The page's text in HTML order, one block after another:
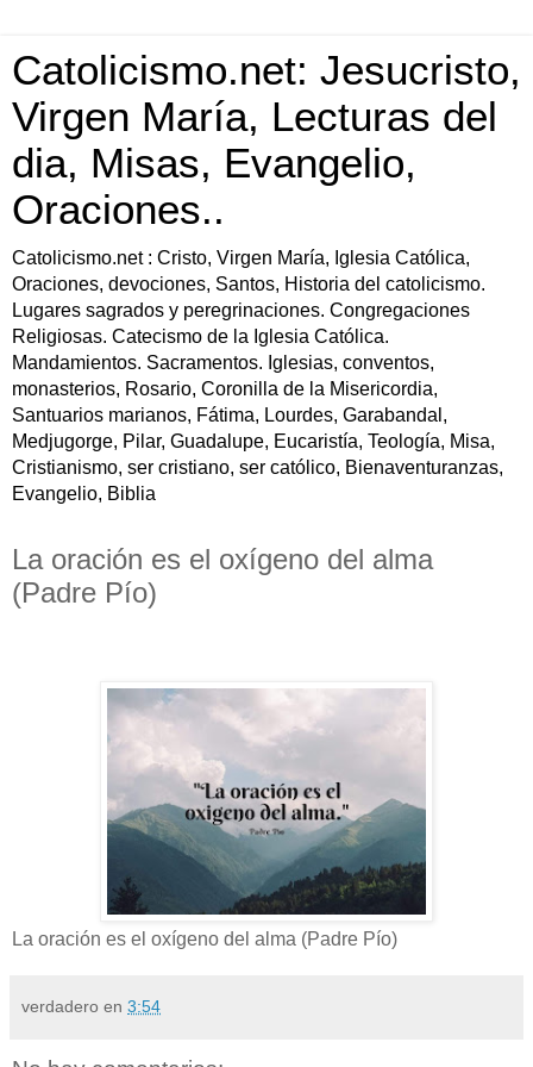
Catolicismo.net: Jesucristo,
Virgen María, Lecturas del
dia, Misas, Evangelio,
Oraciones..
Catolicismo.net : Cristo, Virgen María, Iglesia Católica,
Oraciones, devociones, Santos, Historia del catolicismo.
Lugares sagrados y peregrinaciones. Congregaciones
Religiosas. Catecismo de la Iglesia Católica.
Mandamientos. Sacramentos. Iglesias, conventos,
monasterios, Rosario, Coronilla de la Misericordia,
Santuarios marianos, Fátima, Lourdes, Garabandal,
Medjugorge, Pilar, Guadalupe, Eucaristía, Teología, Misa,
Cristianismo, ser cristiano, ser católico, Bienaventuranzas,
Evangelio, Biblia
La oración es el oxígeno del alma
(Padre Pío)
La oración es el oxígeno del alma (Padre Pío)
verdadero en 3:54